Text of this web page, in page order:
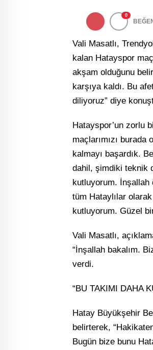
0
Vali Masatlı,
kalan Hatayspor
akşam olduğunu
karşıya kaldı. Bu
diliyoruz” diye
Hatayspor’un zorlu
maçlarımızı
kalmayı başardık.
dahil, şimdiki teknik
kutluyorum. İnşallah
tüm Hataylılar
kutluyorum. Güzel
Vali Masatlı,
“İnşallah bakalım.
verdi.
“BU TAKIMI DAHA
Hatay Büyükşehir
belirterek,
Bugün bize bunu